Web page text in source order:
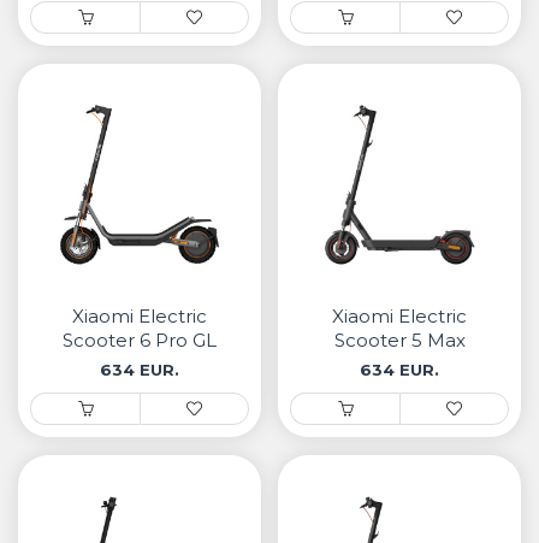
Xiaomi Electric
Scooter 6 Pro GL
634 EUR.
Xiaomi Electric
Scooter 5 Max
634 EUR.